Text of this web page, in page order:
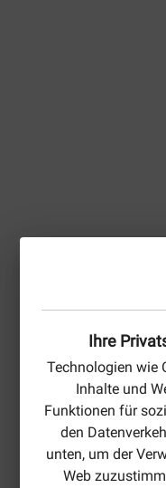
Ihre
Technologien wie
Inhalte und
Funktionen für
den
unten, um der
Web